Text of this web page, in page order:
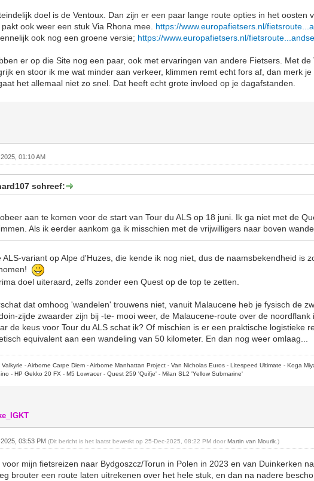
doel is de Ventoux. Dan zijn er een paar lange route opties in het oosten
pakt ook weer een stuk Via Rhona mee. https://www.europafietsers.nl/
ook nog een groene versie; https://www.europafietsers.nl/
er op die Site nog een paar, ook met ervaringen van andere Fietsers. Met
en stoor ik me wat minder aan verkeer, klimmen remt echt fors af, dan merk
het allemaal niet zo snel. Dat heeft echt grote invloed op je dagafstanden.
01:10 AM
schreef:
aan te komen voor de start van Tour du ALS op 18 juni. Ik ga niet met de
Als ik eerder aankom ga ik misschien met de vrijwilligers naar boven
ALS-variant op Alpe d'Huzes, die kende ik nog niet, dus de naamsbekendheid is
doel uiteraard, zelfs zonder een Quest op de top te zetten.
dat omhoog 'wandelen' trouwens niet, vanuit Malaucene heb je fysisch de
zijde zwaarder zijn bij -te- mooi weer, de Malaucene-route over de noordflank
de keus voor Tour du ALS schat ik? Of mischien is er een praktische logistieke
equivalent aan een wandeling van 50 kilometer. En dan nog weer omlaag...
Valkyrie - Airborne Carpe Diem - Airborne Manhattan Project - Van Nicholas Euros - Litespeed Ultimate - Koga
- HP Gekko 20 FX - M5 Lowracer - Quest 259 'Quifje' - Milan SL2 'Yellow Submarine'
03:53 PM(Dit bericht is het laatst bewerkt op 25-Dec-2025, 08:22 PM doorMartin van Mourik .)
voor mijn fietsreizen naar Bydgoszcz/Torun in Polen in 2023 en van Duinkerken
brouter een route laten uitrekenen over het hele stuk, en dan na nadere